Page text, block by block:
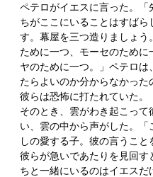
ペテロがイエスに言った。「
ちがここにいることはすばら
す。幕屋を三つ造りましょう
ために一つ、モーセのために
ヤのために一つ。」ペテロは
たらよいのか分からなかった
彼らは恐怖に打たれていた。
そのとき、雲がわき起こって
い、雲の中から声がした。「
しの愛する子。彼の言うこと
彼らが急いであたりを見回す
ちと一緒にいるのはイエスだ